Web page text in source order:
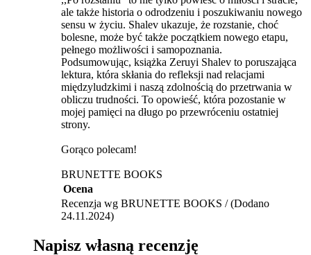
ale także historia o odrodzeniu i poszukiwaniu nowego
sensu w życiu. Shalev ukazuje, że rozstanie, choć
bolesne, może być także początkiem nowego etapu,
pełnego możliwości i samopoznania.
Podsumowując, książka Zeruyi Shalev to poruszająca
lektura, która skłania do refleksji nad relacjami
międzyludzkimi i naszą zdolnością do przetrwania w
obliczu trudności. To opowieść, która pozostanie w
mojej pamięci na długo po przewróceniu ostatniej
strony.
Gorąco polecam!
BRUNETTE BOOKS
Ocena
Recenzja wg BRUNETTE BOOKS / (Dodano
24.11.2024)
Napisz własną recenzję